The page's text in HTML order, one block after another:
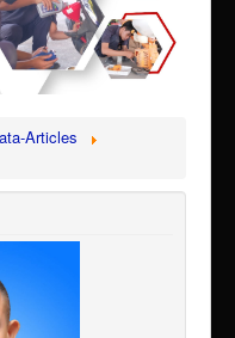
ด
Articles